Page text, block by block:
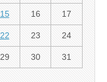
15 16 17
22 23 24
29 30
31